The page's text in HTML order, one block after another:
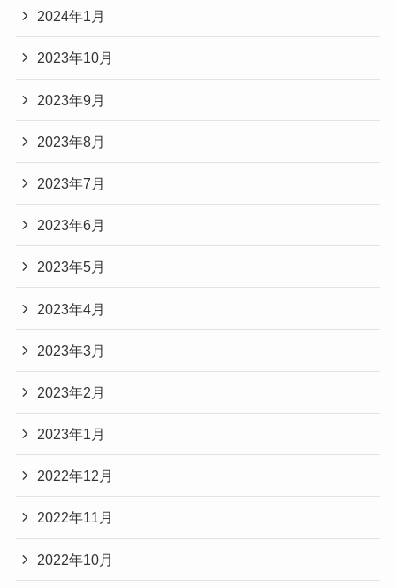
2024年1月
2023年10月
2023年9月
2023年8月
2023年7月
2023年6月
2023年5月
2023年4月
2023年3月
2023年2月
2023年1月
2022年12月
2022年11月
2022年10月